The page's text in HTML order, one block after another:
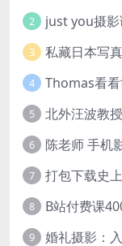
2 just you摄
3 私藏日本写
4
5 北外汪波教
6
7 打包下载史
8 B站付费课
9 婚礼摄影：